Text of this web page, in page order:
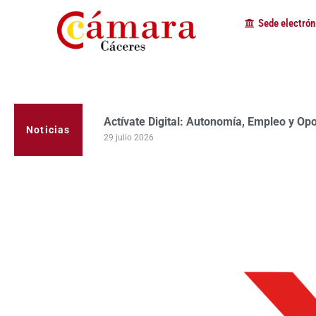
Sede
Noticias
Actívate Digital: Autonomía, Empleo y
29 julio 2026
La Cámara de Comercio de Cáceres
programa Apoyo al Tutor en la provincia